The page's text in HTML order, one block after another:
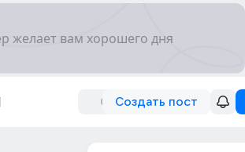
Создать пост